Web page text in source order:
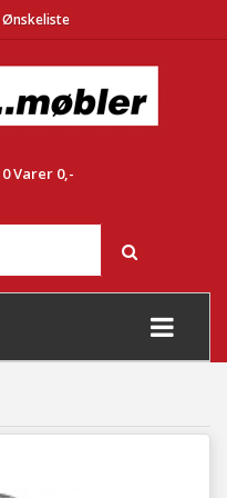
Ønskeliste
0Varer 0,-
+